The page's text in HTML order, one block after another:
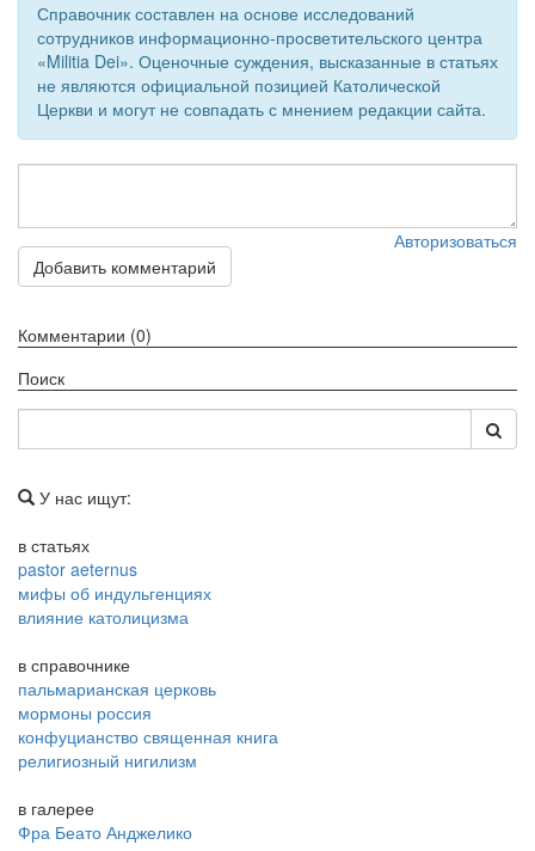
Справочник составлен на основе исследований
сотрудников информационно-просветительского центра
«Militia Dei». Оценочные суждения, высказанные в статьях
не являются официальной позицией Католической
Церкви и могут не совпадать с мнением редакции сайта.
Авторизоваться
Добавить комментарий
Комментарии (0)
Поиск
У нас ищут:
в статьях
pastor aeternus
мифы об индульгенциях
влияние католицизма
в справочнике
пальмарианская церковь
мормоны россия
конфуцианство священная книга
религиозный нигилизм
в галерее
Фра Беато Анджелико